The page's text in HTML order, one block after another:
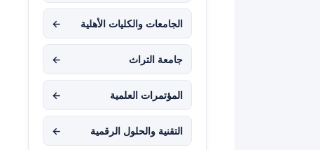
الجامعات والكليات الأهلية ←
جامعة التراث ←
المؤتمرات العلمية ←
التقنية والحلول الرقمية ←